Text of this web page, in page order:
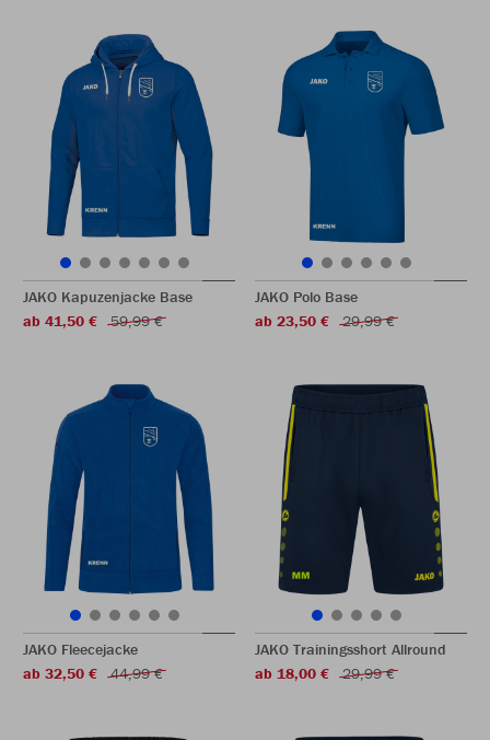
JAKO Kapuzenjacke Base
ab 41,50 €
59,99 €
JAKO Polo Base
ab 23,50 €
29,99 €
JAKO Fleecejacke
ab 32,50 €
44,99 €
JAKO Trainingsshort Allround
ab 18,00 €
29,99 €